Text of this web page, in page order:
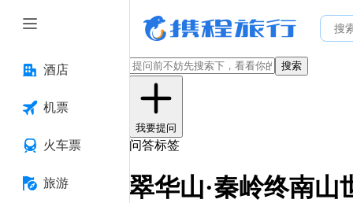
酒店
机票
火车票
旅游
搜索
我要提问
问答标签
翠华山·秦岭终南山